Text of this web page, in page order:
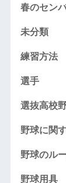
春のセン
未分類
練習方法
選手
選抜高校
野球に関
野球のル
野球用具